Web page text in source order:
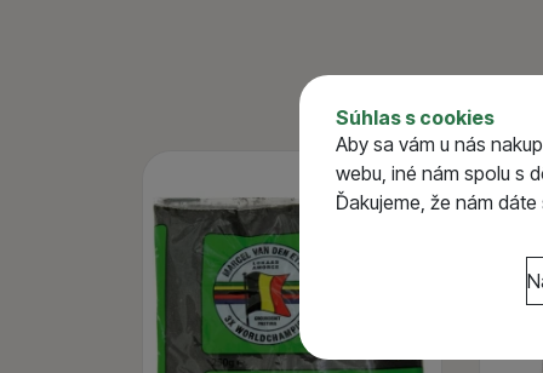
Súhlas s cookies
Aby sa vám u nás
webu, iné nám spolu s
Ďakujeme, že nám
bez
Parametre
Príchuť
Váha (g)
-15 %